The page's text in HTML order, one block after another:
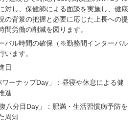
対し、保健師による面談を実施し、健康
の背景の把握と必要に応じた上長への提
間労働の削減を図ります。
バル時間の確保（※勤務間インターバル
います。
日
ーナップDay」：昼寝や休息による健
進
八分目Day」：肥満・生活習慣病予防を
周知